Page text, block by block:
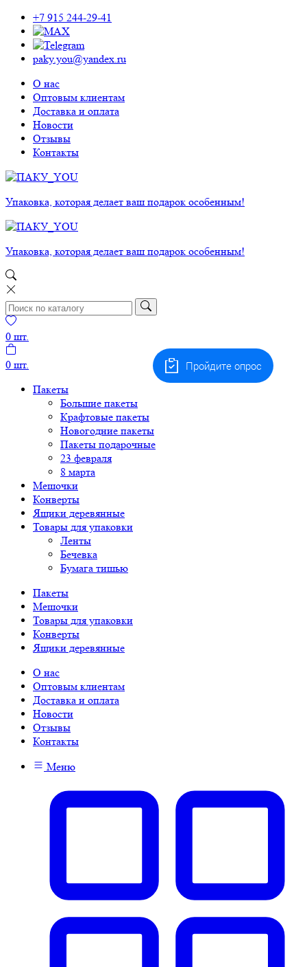
+7 915 244-29-41
paky.you@yandex.ru
О нас
Оптовым клиентам
Доставка и оплата
Новости
Отзывы
Контакты
Упаковка, которая делает ваш подарок особенным!
Упаковка, которая делает ваш подарок особенным!
0 шт.
0 шт.
Пакеты
Большие пакеты
Крафтовые пакеты
Новогодние пакеты
Пакеты подарочные
23 февраля
8 марта
Мешочки
Конверты
Ящики деревянные
Товары для упаковки
Ленты
Бечевка
Бумага тишью
Пакеты
Мешочки
Товары для упаковки
Конверты
Ящики деревянные
О нас
Оптовым клиентам
Доставка и оплата
Новости
Отзывы
Контакты
Меню
Пройдите опрос